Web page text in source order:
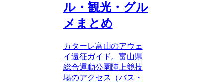
ル・観光・グル
メまとめ
カターレ富山のアウェ
イ遠征ガイド。富山県
総合運動公園陸上競技
場のアクセス（バス・